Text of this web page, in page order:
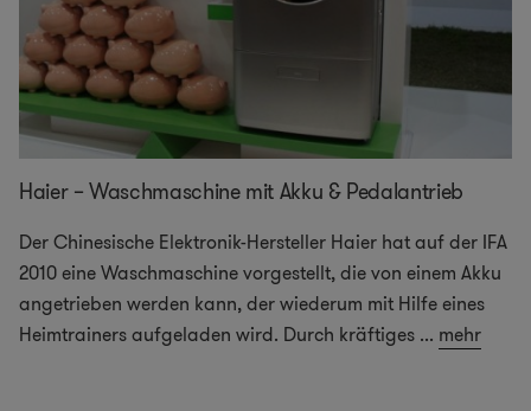
Haier – Waschmaschine mit Akku & Pedalantrieb
Der Chinesische Elektronik-Hersteller Haier hat auf der IFA
2010 eine Waschmaschine vorgestellt, die von einem Akku
angetrieben werden kann, der wiederum mit Hilfe eines
Heimtrainers aufgeladen wird. Durch kräftiges ... mehr